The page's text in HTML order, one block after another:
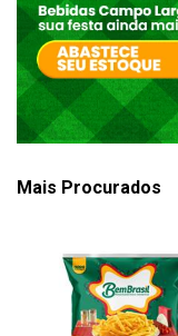
Mais Procurados